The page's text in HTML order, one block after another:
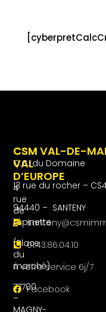
CSM
VAL
D’EUROPE
4
rue
de
l’épinette
(Place
du
marché)
77700
–
MAGNY-
CSM VAL-DE-
C.C. du Domaine
13 rue du rocher –
94440 – SANTENY
01.43.86.04.10
À votre service 6j/7
Facebook